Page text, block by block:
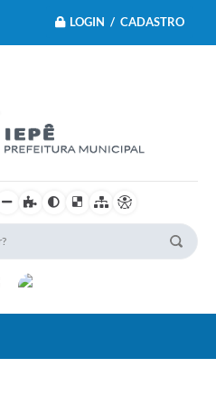
LOGIN / CADASTRO